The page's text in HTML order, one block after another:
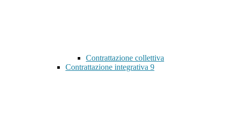
Contrattazione collettiva
Contrattazione integrativa 9